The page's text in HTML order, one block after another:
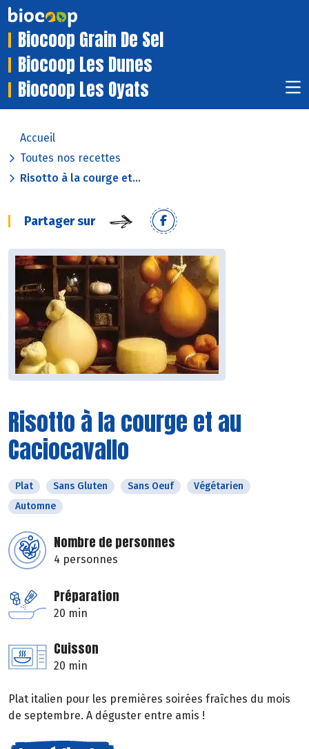
Biocoop Grain De Sel
Biocoop Les Dunes
Biocoop Les Oyats
Accueil
Toutes nos recettes
Risotto à la courge et...
Partager sur
Risotto à la courge et au
Caciocavallo
Plat Sans Gluten Sans Oeuf
Végétarien
Automne
Nombre de personnes
4 personnes
Préparation
20 min
Cuisson
20 min
Plat italien pour les premières soirées fraîches du mois
de septembre. A déguster entre amis !